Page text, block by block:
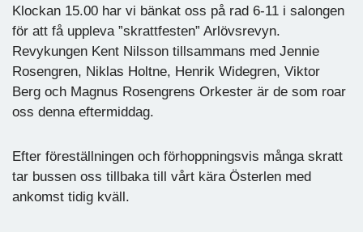
Klockan 15.00 har vi bänkat oss på rad 6-11 i salongen
för att få uppleva ”skrattfesten” Arlövsrevyn.
Revykungen Kent Nilsson tillsammans med Jennie
Rosengren, Niklas Holtne, Henrik Widegren, Viktor
Berg och Magnus Rosengrens Orkester är de som roar
oss denna eftermiddag.
Efter föreställningen och förhoppningsvis många skratt
tar bussen oss tillbaka till vårt kära Österlen med
ankomst tidig kväll.